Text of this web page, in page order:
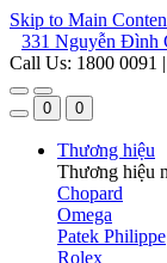
Skip to Main
331 Nguyễn Đình
Call Us: 1800 0091
0 0
Thương hiệu
Thương hiệu
Chopard
Omega
Patek Philippe
Rolex